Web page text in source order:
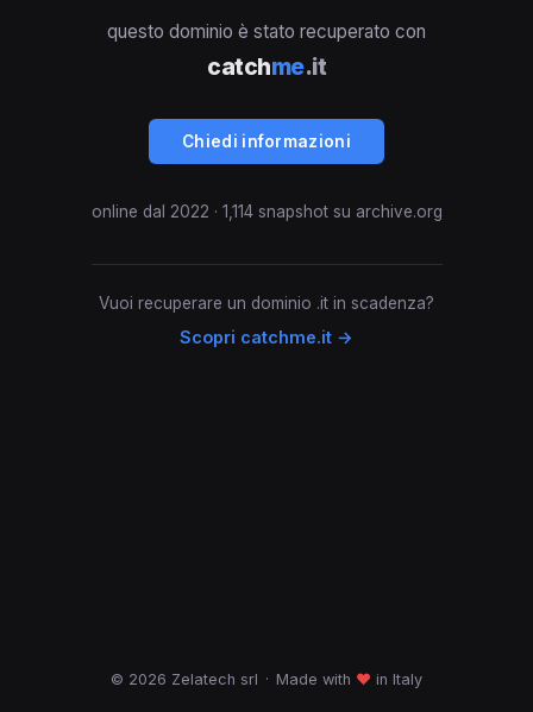
questo dominio è stato recuperato con
catchme.it
Chiedi informazioni
online dal 2022 · 1,114 snapshot su archive.org
Vuoi recuperare un dominio .it in scadenza?
Scopri catchme.it →
© 2026 Zelatech srl · Made with ♥ in Italy